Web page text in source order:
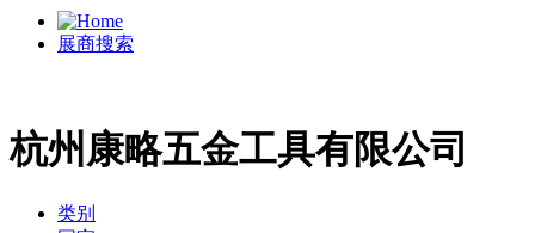
展商搜索
杭州康略五金工具有限公司
类别